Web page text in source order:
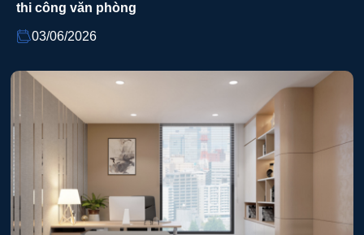
thi công văn phòng
03/06/2026